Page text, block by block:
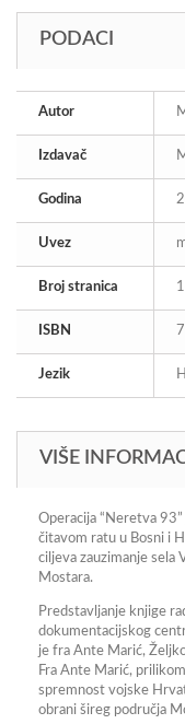
PODACI
Autor
Izdavač
Godina
Uvez
Broj stranica
ISBN
Jezik
VIŠE
Operacija “Neretva
čitavom ratu u Bosni i
ciljeva zauzimanje sela
Mostara.
Predstavljanje knjige
dokumentacijskog
je fra Ante Marić,
Fra Ante Marić,
spremnost vojske
obrani šireg područja